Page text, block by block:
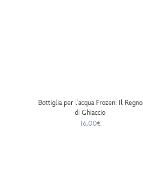
Bottiglia per l'acqua Frozen: Il Regno
di Ghiaccio
16.00€